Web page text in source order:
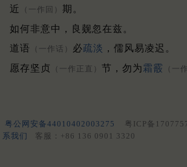
近
（一作回） 期。
如何非意中，良觌忽在兹。
道语
（一作话） 必疏淡 ，儒风易凌迟。
愿存坚贞
（一作正直） 节，勿为霜霰 （一
粤公网安备44010402003275 粤ICP备
系我们
客服：+86 136 0901 3320